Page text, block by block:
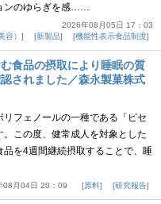
ンのゆらぎを感……
2026年08月05日 17：03
容） 新製品 機能性表示食品制度
食品の摂取により睡眠の質
されました／森永製菓株式
フェノールの一種である「ピセ
この度、健常成人を対象とした
を4週間継続摂取することで、睡
08月04日 20：09 原料 研究報告